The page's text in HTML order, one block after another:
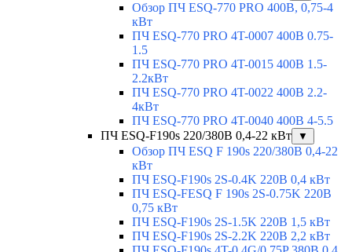
Обзор ПЧ ESQ-770 PRO 400В, 0,75-4
кВт
ПЧ ESQ-770 PRO 4T-0007 400В 0.75-
1.5
ПЧ ESQ-770 PRO 4T-0015 400В 1.5-
2.2кВт
ПЧ ESQ-770 PRO 4T-0022 400В 2.2-
4кВт
ПЧ ESQ-770 PRO 4T-0040 400В 4-5.5
ПЧ ESQ-F190s 220/380В 0,4-22 кВт
▼
Обзор ПЧ ESQ F 190s 220/380В 0,4-22
кВт
ПЧ ESQ-F190s 2S-0.4K 220В 0,4 кВт
ПЧ ESQ-FESQ F 190s 2S-0.75K 220В
0,75 кВт
ПЧ ESQ-F190s 2S-1.5K 220В 1,5 кВт
ПЧ ESQ-F190s 2S-2.2K 220В 2,2 кВт